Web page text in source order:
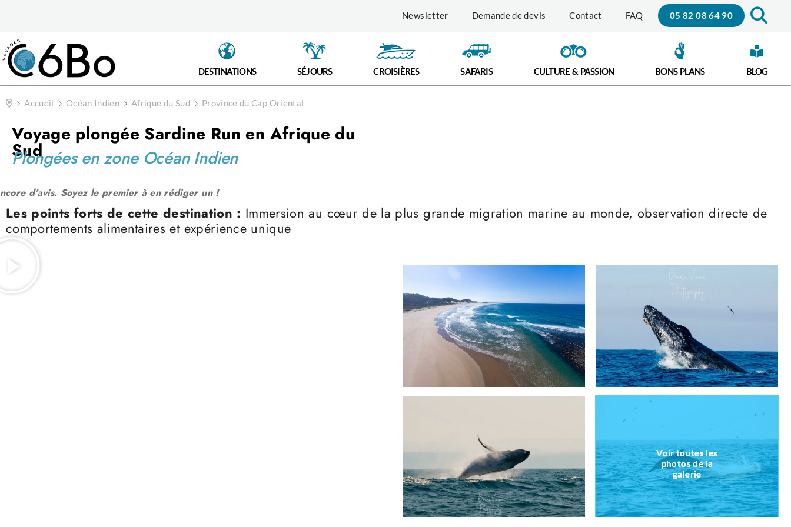
Newsletter Demande de devis Contact FAQ 05 82 08 64 90
DESTINATIONS SÉJOURS CROISIÈRES SAFARIS CULTURE & PASSION BONS PLANS BLOG
Accueil Océan Indien Afrique du Sud Province du Cap Oriental
Voyage plongée Sardine Run en Afrique du
Sud
Plongées en zone Océan Indien
d’avis. Soyez le premier à en rédiger un !
Les points forts de cette destination : Immersion au cœur de la plus grande migration marine au monde, observation directe de
comportements alimentaires et expérience unique